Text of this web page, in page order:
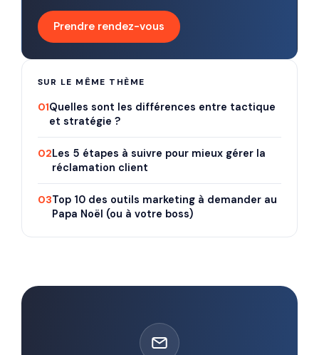
Prendre rendez-vous
SUR LE MÊME THÈME
01Quelles sont les différences entre tactique
et stratégie ?
02Les 5 étapes à suivre pour mieux gérer la
réclamation client
03Top 10 des outils marketing à demander au
Papa Noël (ou à votre boss)